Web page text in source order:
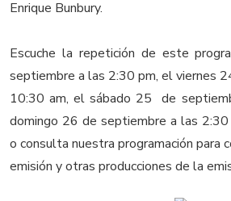
Enrique Bunbury.
Escuche la repetición de este
septiembre a las 2:30 pm, el viernes
10:30 am, el sábado 25 de
domingo 26 de septiembre a las
o consulta nuestra programación para
emisión y otras producciones de la